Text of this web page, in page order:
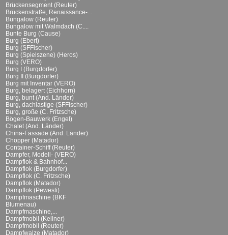
Brückensegment (Reuter)
Brückenstraße, Renaissance-...
Bungalow (Reuter)
Bungalow mit Walmdach (C....
Bunte Burg (Cause)
Burg (Ebert)
Burg (SFFischer)
Burg (Spielszene) (Heros)
Burg (VERO)
Burg I (Burgdorfer)
Burg II (Burgdorfer)
Burg mit Inventar (VERO)
Burg, belagert (Eichhorn)
Burg, bunt (And. Länder)
Burg, dachlastige (SFFischer)
Burg, große (C. Fritzsche)
Bögen-Bauwerk (Engel)
Chalet (And. Länder)
China-Fassade (And. Länder)
Chopper (Matador)
Container-Schiff (Reuter)
Dampfer, Modell- (VERO)
Dampflok & Bahnhof...
Dampflok (Burgdorfer)
Dampflok (C. Fritzsche)
Dampflok (Matador)
Dampflok (Pewesti)
Dampfmaschine (BKF
Blumenau)
Dampfmaschine,...
Dampfmobil (Kellner)
Dampfmobil (Reuter)
Dampfwalze (Matador)